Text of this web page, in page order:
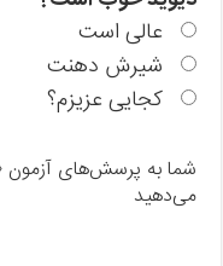
عالی است
شیرش دهنت
کجایی عزیزم؟
می‌دهید